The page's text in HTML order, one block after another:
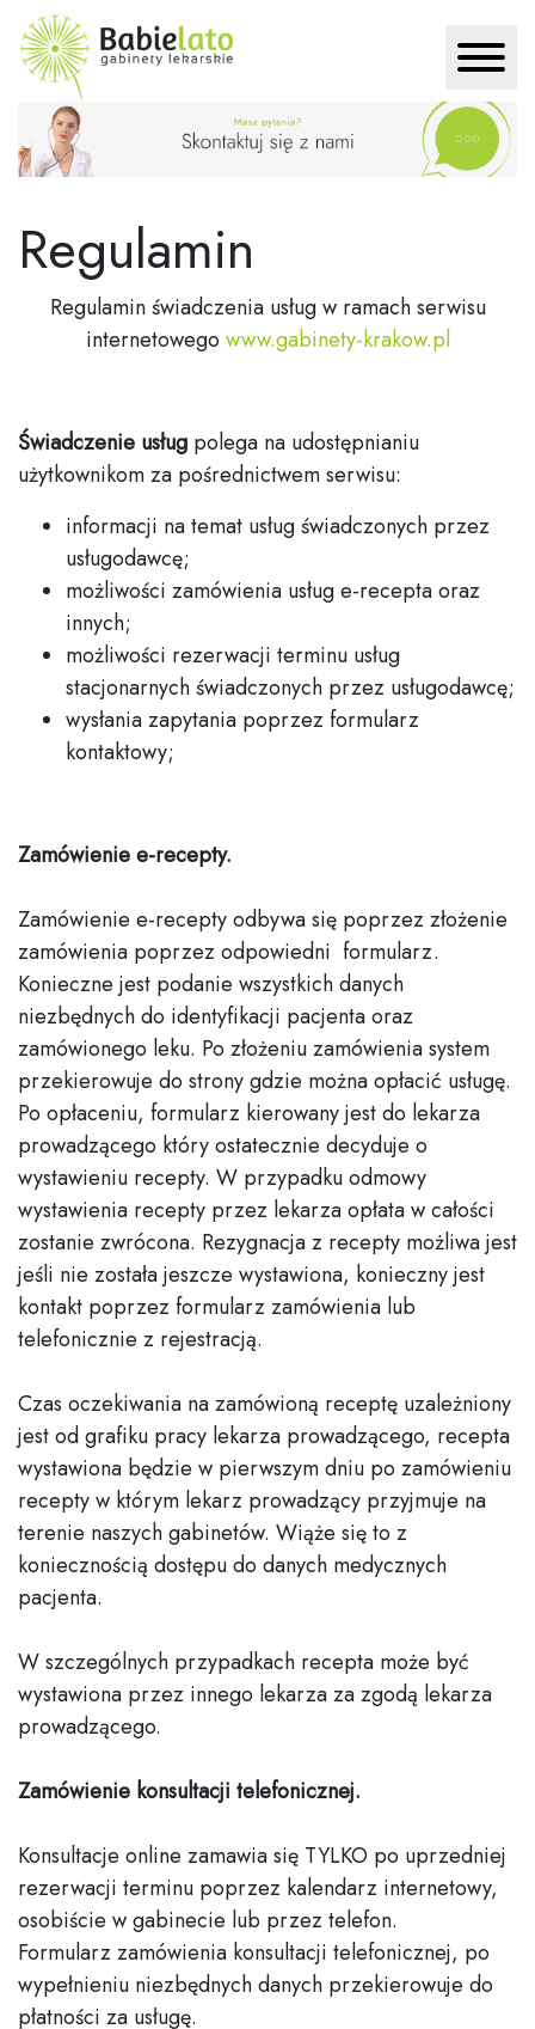
Regulamin
Regulamin świadczenia usług w ramach serwisu
internetowego www.gabinety-krakow.pl
Świadczenie usług polega na udostępnianiu
użytkownikom za pośrednictwem serwisu:
informacji na temat usług świadczonych przez
usługodawcę;
możliwości zamówienia usług e-recepta oraz
innych;
możliwości rezerwacji terminu usług
stacjonarnych świadczonych przez usługodawcę;
wysłania zapytania poprzez formularz
kontaktowy;
Zamówienie e-recepty.
Zamówienie e-recepty odbywa się poprzez złożenie
zamówienia poprzez odpowiedni formularz.
Konieczne jest podanie wszystkich danych
niezbędnych do identyfikacji pacjenta oraz
zamówionego leku. Po złożeniu zamówienia system
przekierowuje do strony gdzie można opłacić usługę.
Po opłaceniu, formularz kierowany jest do lekarza
prowadzącego który ostatecznie decyduje o
wystawieniu recepty. W przypadku odmowy
wystawienia recepty przez lekarza opłata w całości
zostanie zwrócona. Rezygnacja z recepty możliwa jest
jeśli nie została jeszcze wystawiona, konieczny jest
kontakt poprzez formularz zamówienia lub
telefonicznie z rejestracją.
Czas oczekiwania na zamówioną receptę uzależniony
jest od grafiku pracy lekarza prowadzącego, recepta
wystawiona będzie w pierwszym dniu po zamówieniu
recepty w którym lekarz prowadzący przyjmuje na
terenie naszych gabinetów. Wiąże się to z
koniecznością dostępu do danych medycznych
pacjenta.
W szczególnych przypadkach recepta może być
wystawiona przez innego lekarza za zgodą lekarza
prowadzącego.
Zamówienie konsultacji telefonicznej.
Konsultacje online zamawia się TYLKO po uprzedniej
rezerwacji terminu poprzez kalendarz internetowy,
osobiście w gabinecie lub przez telefon.
Formularz zamówienia konsultacji telefonicznej, po
wypełnieniu niezbędnych danych przekierowuje do
płatności za usługę.